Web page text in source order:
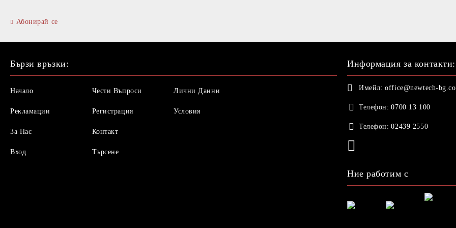
Абонирай се
Бързи връзки:
Начало
Рекламации
За Нас
Вход
Чести Въпроси
Регистрация
Контакт
Търсене
Лични Данни
Условия
Информация за контакти:
Имейл: office@newtech-
Телефон: 0700 13 100
Телефон: 02439 2550
Ние работим с